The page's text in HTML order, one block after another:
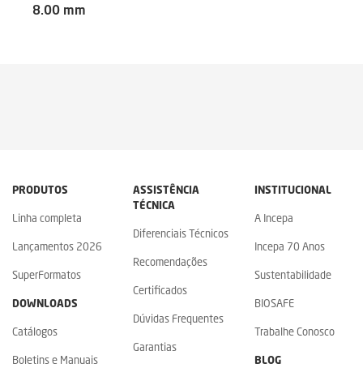
8.00 mm
PRODUTOS
Linha completa
Lançamentos 2026
SuperFormatos
DOWNLOADS
Catálogos
Boletins e Manuais
ASSISTÊNCIA
TÉCNICA
Diferenciais Técnicos
Recomendações
Certificados
Dúvidas Frequentes
Garantias
INSTITUCIONAL
A Incepa
Incepa 70 Anos
Sustentabilidade
BIOSAFE
Trabalhe Conosco
BLOG